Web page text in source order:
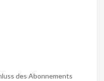
des Abonnements